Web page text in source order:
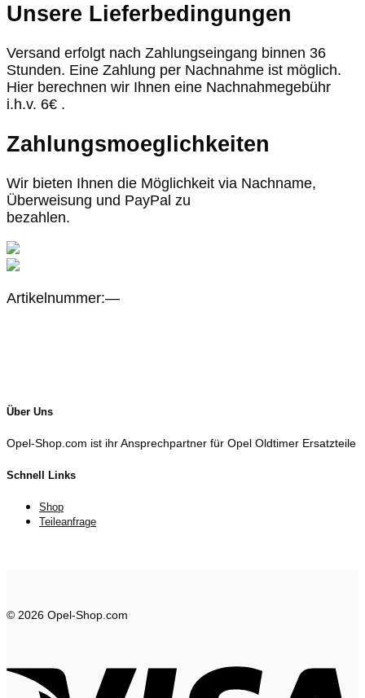
Unsere Lieferbedingungen
Versand erfolgt nach Zahlungseingang binnen 36
Stunden. Eine Zahlung per Nachnahme ist möglich.
Hier berechnen wir Ihnen eine Nachnahmegebühr
i.h.v. 6€ .
Zahlungsmoeglichkeiten
Wir bieten Ihnen die Möglichkeit via Nachname,
Überweisung und PayPal zu
bezahlen.
Artikelnummer:—
Über Uns
Opel-Shop.com ist ihr Ansprechpartner für Opel Oldtimer Ersatzteile
Schnell Links
Shop
Teileanfrage
© 2026 Opel-Shop.com